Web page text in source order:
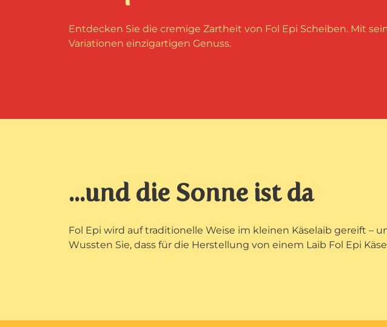
Entdecken Sie die cremige Zartheit von Fol Epi Scheiben. Mit
Variationen einzigartigen Genuss.
...und die Sonne ist da
Fol Epi wird auf traditionelle Weise im kleinen Käselaib gereift –
Wussten Sie, dass für die Herstellung von einem Laib Fol Epi